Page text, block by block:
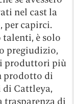
nel cast la
per capirci.
talenti, è solo
pregiudizio,
produttori più
prodotto di
Cattleya,
di